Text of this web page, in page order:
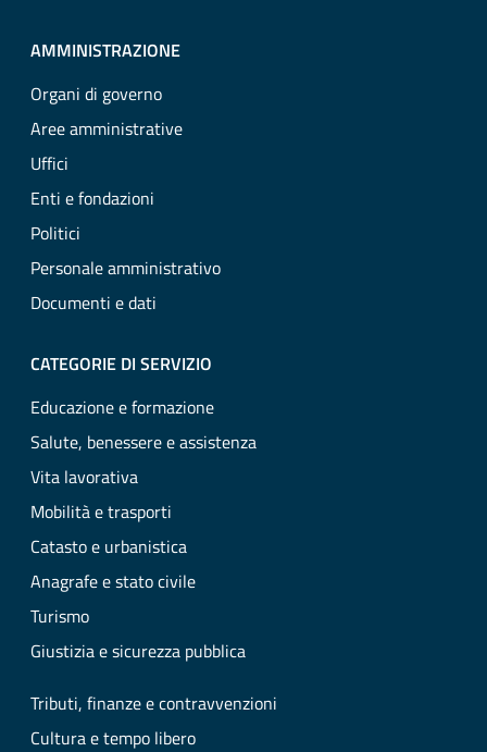
AMMINISTRAZIONE
Organi di governo
Aree amministrative
Uffici
Enti e fondazioni
Politici
Personale amministrativo
Documenti e dati
CATEGORIE DI SERVIZIO
Educazione e formazione
Salute, benessere e assistenza
Vita lavorativa
Mobilità e trasporti
Catasto e urbanistica
Anagrafe e stato civile
Turismo
Giustizia e sicurezza pubblica
Tributi, finanze e contravvenzioni
Cultura e tempo libero